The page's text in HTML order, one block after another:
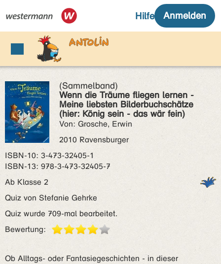
(Sammelband)
Wenn die Träume fliegen lernen -
Meine liebsten Bilderbuchschätze
(hier: König sein - das wär fein)
Von: Grosche, Erwin
2010 Ravensburger
ISBN‑10: 3-473-32405-1
ISBN‑13: 978-3-473-32405-7
Ab Klasse 2
Quiz von Stefanie Gehrke
Quiz wurde 709-mal bearbeitet.
Bewertung:
Ob Alltags- oder Fantasiegeschichten - in dieser